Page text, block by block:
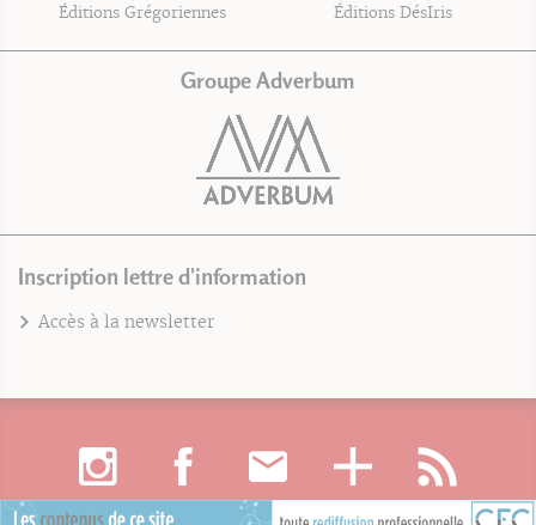
Éditions Grégoriennes Éditions DésIris
Groupe Adverbum
Inscription lettre d'information
Accès à la newsletter